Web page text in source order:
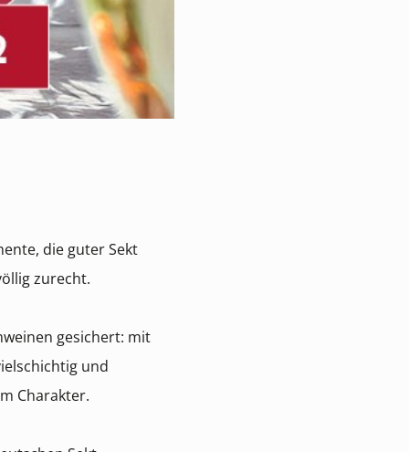
die guter Sekt
zurecht.
gesichert: mit
und
Charakter.